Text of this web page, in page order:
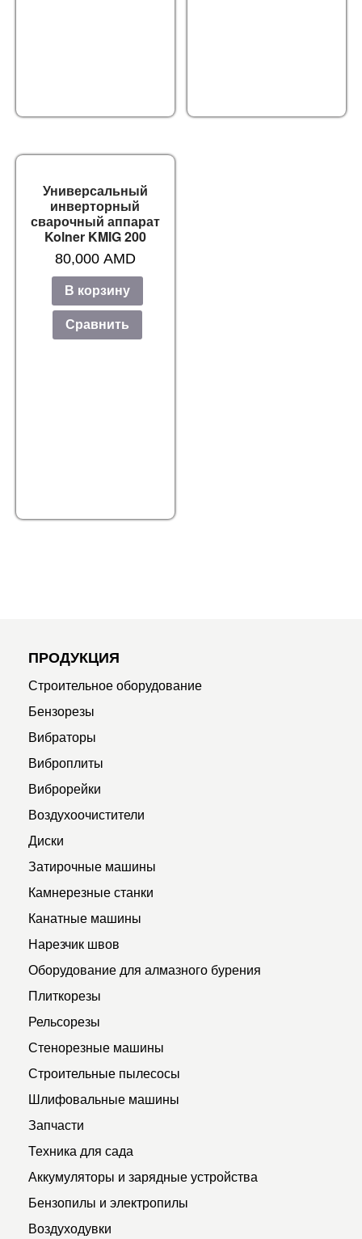
Универсальный
инверторный
сварочный аппарат
Kolner KMIG 200
80,000 AMD
В корзину
Сравнить
ПРОДУКЦИЯ
Строительное оборудование
Бензорезы
Вибраторы
Виброплиты
Виброрейки
Воздухоочистители
Диски
Затирочные машины
Камнерезные станки
Канатные машины
Нарезчик швов
Оборудование для алмазного бурения
Плиткорезы
Рельсорезы
Стенорезные машины
Строительные пылесосы
Шлифовальные машины
Запчасти
Техника для сада
Аккумуляторы и зарядные устройства
Бензопилы и электропилы
Воздуходувки